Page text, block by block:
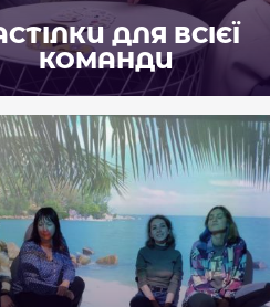
ДЛЯ ВСІЄЇ
КОМАНДИ